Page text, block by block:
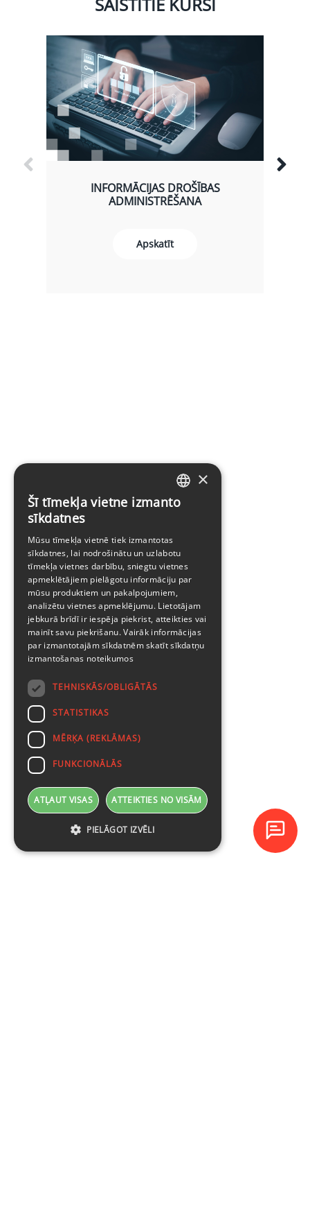
INFORMĀCIJAS DROŠĪBAS
ADMINISTRĒŠANA
Apskatīt
LATVIAN
×
Šī tīmekļa vietne izmanto
sīkdatnes
Mūsu tīmekļa vietnē tiek izmantotas
sīkdatnes, lai nodrošinātu un uzlabotu
tīmekļa vietnes darbību, sniegtu vietnes
apmeklētājiem pielāgotu informāciju par
mūsu produktiem un pakalpojumiem,
analizētu vietnes apmeklējumu. Lietotājam
jebkurā brīdī ir iespēja piekrist, atteikties vai
mainīt savu piekrišanu. Vairāk informācijas
par izmantotajām sīkdatnēm skatītsīkdatņu
izmantošanas noteikumos
TEHNISKĀS/OBLIGĀTĀS
STATISTIKAS
MĒRĶA (REKLĀMAS)
FUNKCIONĀLĀS
ATĻAUT VISAS ATTEIKTIES NO VISĀM
PIELĀGOT IZVĒLI